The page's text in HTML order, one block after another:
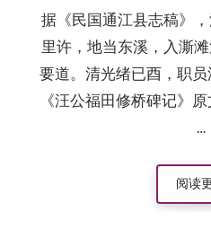
据《民国通江县志稿》
里许，地当东溪，入澌
要道。清光绪已酉，职员
《汪公福田修桥碑记》
…
阅读